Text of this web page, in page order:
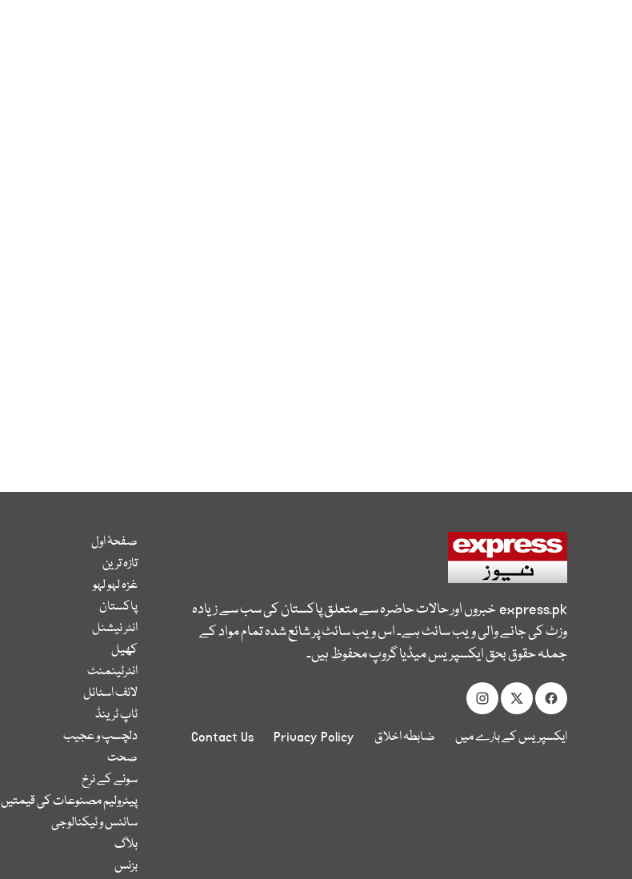
express.pkخبروں اور حالات حاضرہ سے متعلق پاکستان کی سب سے زیادہ
وزٹ کی جانے والی ویب سائٹ ہے۔ اس ویب سائٹ پر شائع شدہ تمام مواد کے
جملہ حقوق بحق ایکسپریس میڈیا گروپ محفوظ ہیں۔
ایکسپریس کے بارے میں ضابطہ اخلاق Privacy Policy
Contact Us
صفحۂ اول
تازہ ترین
غزہ لہو لہو
پاکستان
انٹر نیشنل
کھیل
انٹرٹینمنٹ
لائف اسٹائل
ٹاپ ٹرینڈ
دلچسپ و عجیب
صحت
سونے کے نرخ
پیٹرولیم مصنوعات کی قیمتیں
سائنس و ٹیکنالوجی
بلاگ
بزنس